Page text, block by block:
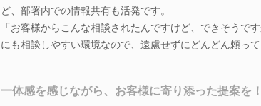
ど、部署内での情報共有も活発です。
「お客様からこんな相談されたんですけど、できそうで
にも相談しやすい環境なので、遠慮せずにどんどん頼っ
一体感を感じながら、お客様に寄り添った提案を！